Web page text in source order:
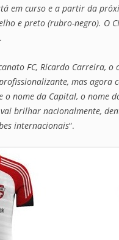
em curso e a partir da
e preto (rubro-negro). O
FC, Ricardo Carreira,
mas agora
o nome da Capital, o nome
brilhar nacionalmente,
internacionais“.